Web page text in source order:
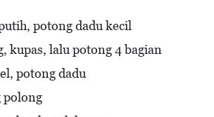
potong dadu kecil
kupas, lalu potong 4 bagian
potong dadu
polong